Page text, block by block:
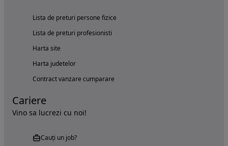
Lista de preturi persone fizice
Lista de preturi profesionisti
Harta site
Harta judetelor
Contract vanzare cumparare
Cariere
Vino sa lucrezi cu noi!
Cauți un job?